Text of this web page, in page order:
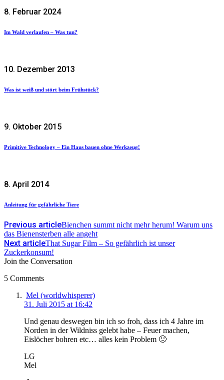
8. Februar 2024
Im Wald verlaufen – Was tun?
10. Dezember 2013
Was ist weiß und stört beim Frühstück?
9. Oktober 2015
Primitive Technology – Ein Haus bauen ohne Werkzeug!
8. April 2014
Anleitung für gefährliche Tiere
Previous articleBienchen summt nicht mehr herum! Warum uns
das Bienensterben alle angeht
Next articleThat Sugar Film – So gefährlich ist unser
Zuckerkonsum!
Join the Conversation
5 Comments
says:
Mel (worldwhisperer)
31. Juli 2015 at 16:42
Und genau deswegen bin ich so froh, dass ich 4 Jahre im
Norden in der Wildniss gelebt habe – Feuer machen,
Eislöcher bohren etc… alles kein Problem 🙂
LG
Mel